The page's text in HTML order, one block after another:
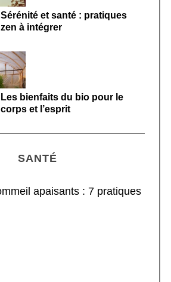
Sérénité et santé : pratiques
zen à intégrer
Les bienfaits du bio pour le
corps et l’esprit
SANTÉ